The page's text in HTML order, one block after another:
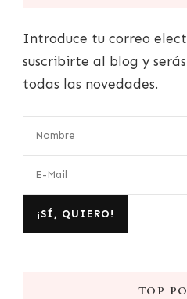
Introduce tu correo
suscribirte al blog y
todas las novedades.
TOP